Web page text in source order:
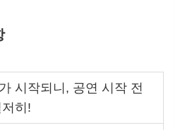
시작되니, 공연 시작 전
히!